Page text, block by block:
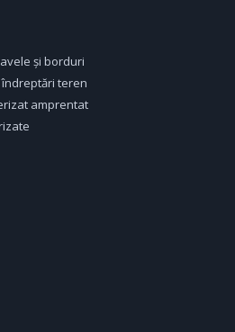
și borduri
teren
amprentat